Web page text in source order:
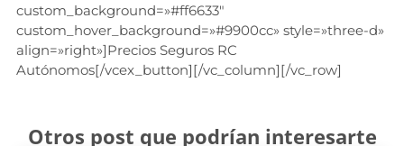
custom_background=»#ff6633″
custom_hover_background=»#9900cc» style=»three-d»
align=»right»]Precios Seguros RC
Autónomos[/vcex_button][/vc_column][/vc_row]
Otros post que podrían interesarte